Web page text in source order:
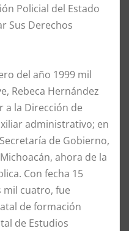
Policial del Estado
Sus Derechos
del año 1999 mil
Rebeca Hernández
a la Dirección de
administrativo; en
de Gobierno,
ahora de la
Con fecha 15
mil cuatro, fue
de formación
de Estudios